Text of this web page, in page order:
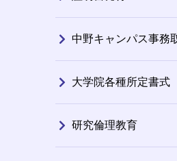
中野キャンパス事務
大学院各種所定書式
研究倫理教育